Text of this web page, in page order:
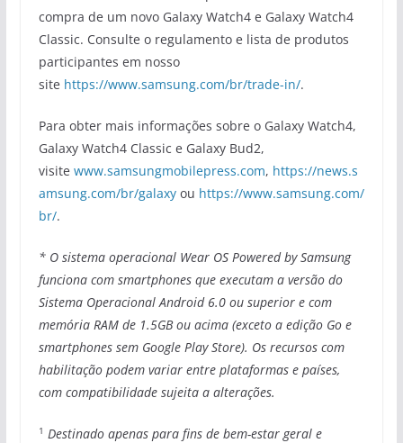
compra de um novo Galaxy Watch4 e Galaxy Watch4
Classic. Consulte o regulamento e lista de produtos
participantes em nosso
site https://www.samsung.com/br/trade-in/.
Para obter mais informações sobre o Galaxy Watch4,
Galaxy Watch4 Classic e Galaxy Bud2,
visite www.samsungmobilepress.com, https://news.s
amsung.com/br/galaxyou https://www.samsung.com/
br/.
* O sistema operacional Wear OS Powered by Samsung
funciona com smartphones que executam a versão do
Sistema Operacional Android 6.0 ou superior e com
memória RAM de 1.5GB ou acima (exceto a edição Go e
smartphones sem Google Play Store). Os recursos com
habilitação podem variar entre plataformas e países,
com compatibilidade sujeita a alterações.
1 Destinado apenas para fins de bem-estar geral e